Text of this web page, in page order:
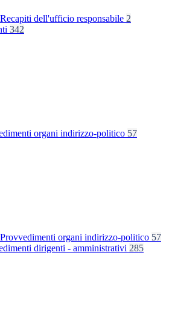
Recapiti dell'ufficio responsabile 2
342
organi indirizzo-politico 57
Provvedimenti organi indirizzo-politico 57
dirigenti - amministrativi 285